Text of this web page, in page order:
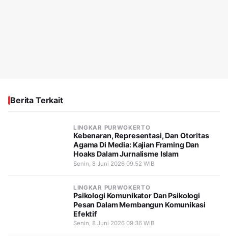
Berita Terkait
LINGKAR PURWOKERTO
Kebenaran, Representasi, Dan Otoritas
Agama Di Media: Kajian Framing Dan
Hoaks Dalam Jurnalisme Islam
Senin, 8 Juni 2026 09.52 WIB
LINGKAR PURWOKERTO
Psikologi Komunikator Dan Psikologi
Pesan Dalam Membangun Komunikasi
Efektif
Senin, 8 Juni 2026 09.36 WIB